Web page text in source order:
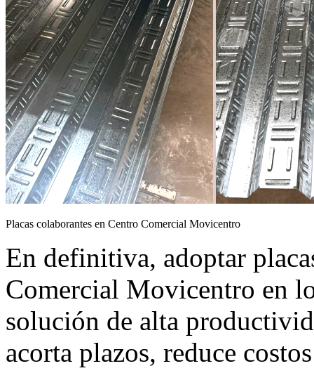
Placas colaborantes en Centro Comercial Movicentro
En definitiva, adoptar
Comercial Movicentro en
solución de alta
acorta plazos, reduce